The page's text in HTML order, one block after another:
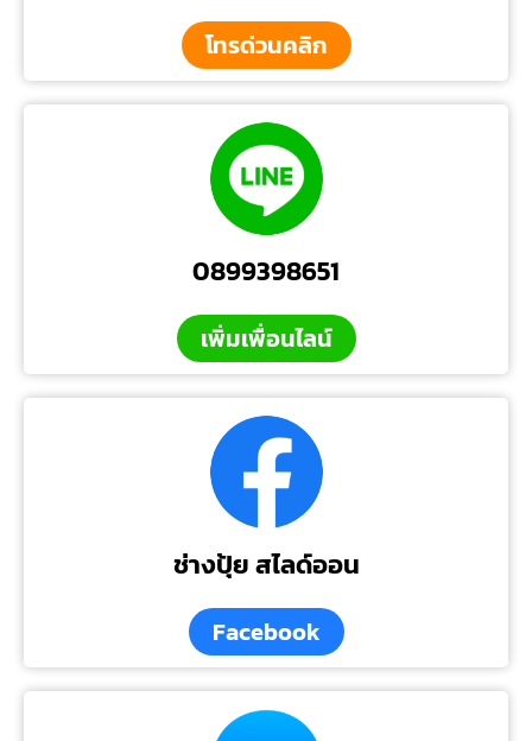
โทรด่วนคลิก
0899398651
เพิ่มเพื่อนไลน์
ช่างปุ้ย สไลด์ออน
Facebook